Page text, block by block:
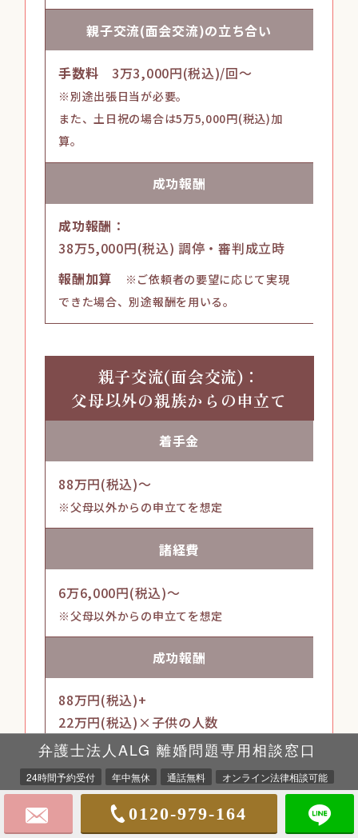
親子交流(面会交流)の立ち合い
手数料 3万3,000円(税込)/回～
※別途出張日当が必要。
また、土日祝の場合は5万5,000円(税込)加
算。
成功報酬
成功報酬 ：
38万5,000円(税込)調停・審判成立時
報酬加算
※ご依頼者の要望に応じて実現
できた場合、別途報酬を用いる。
親子交流(面会交流)：
父母以外の親族から の申立て
着手金
88万円(税込)～
※父母以外からの申立てを想定
諸経費
6万6,000円(税込)～
※父母以外からの申立てを想定
成功報酬
88万円(税込)+
22万円(税込)× 子供の人数
※着手金・成功報酬の金額は、事件の類型（同居・有責配偶者
等）や難易度により、異なります。
※上記の他、交渉の際の出張、調停・訴訟等の出廷の場合は、
回数により別途出張日当・出廷日当を要します。
弁護士法人ALG 離婚問題専用相談窓口
24時間予約受付 年中無休 通話無料 オンライン法律相談可能
0120-979-164